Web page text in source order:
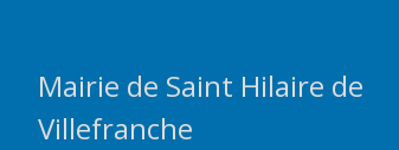
Mairie de Saint Hilaire de
Villefranche